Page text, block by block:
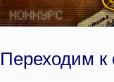
Переходим к